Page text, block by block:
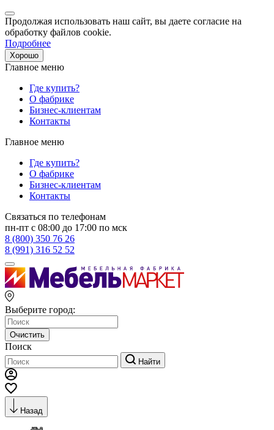
Продолжая использовать наш сайт, вы даете согласие на
обработку файлов cookie.
Подробнее
Хорошо
Главное меню
Где купить?
О фабрике
Бизнес-клиентам
Контакты
Главное меню
Где купить?
О фабрике
Бизнес-клиентам
Контакты
Связаться по телефонам
пн-пт с 08:00 до 17:00 по мск
8 (800) 350 76 26
8 (991) 316 52 52
Выберите город:
Очистить
Поиск
Найти
Назад